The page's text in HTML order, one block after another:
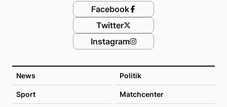
News Politik
Sport Matchcenter
Facebook
Twitter
Instagram